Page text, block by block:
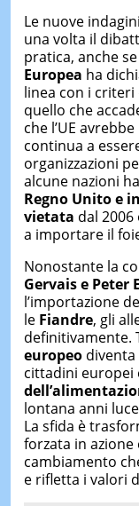
Le nuove
una volta il
pratica, anche
Europea ha
linea con i criteri
quello che
che l’UE
continua a
organizzazioni
alcune nazioni
Regno Unito e
vietata dal
a importare il
Nonostante la
Gervais e Peter
l’importazione
leFiandre, gli
definitivamente.
europeodiventa
cittadini europei
lontana anni
La sfida è
forzata in
cambiamento
e rifletta i valori